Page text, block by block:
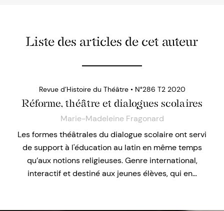
Liste des articles de cet auteur
Revue d’Histoire du Théâtre • N°286 T2 2020
Réforme, théâtre et dialogues scolaires
Marie-Madeleine Fragonard
Les formes théâtrales du dialogue scolaire ont servi
de support à l'éducation au latin en même temps
qu’aux notions religieuses. Genre international,
interactif et destiné aux jeunes élèves, qui en…